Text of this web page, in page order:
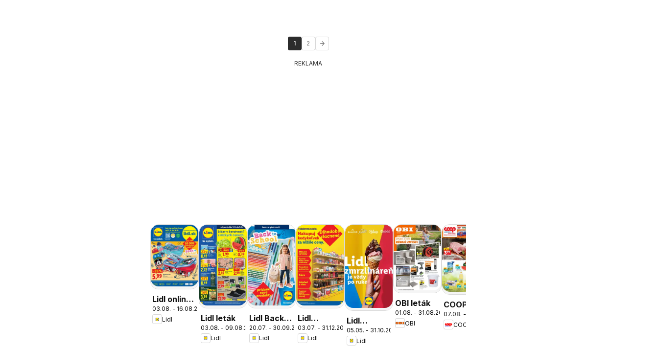
1 2
REKLAMA
Lidl online
magazín
03.08. - 16.08.2026
Lidl
Lidl leták
03.08. - 09.08.2026
Lidl
Lidl Back
to school
20.07. - 30.09.2026
Lidl
Lidl
dlhodobo
zlacnené
03.07. - 31.12.2026
Lidl
Lidl
zmrzlináreň
05.05. - 31.10.2026
Lidl
OBI leták
01.08. - 31.08.2026
OBI
COOP
Jednota
cez víkend
07.08. - 09.08.2026